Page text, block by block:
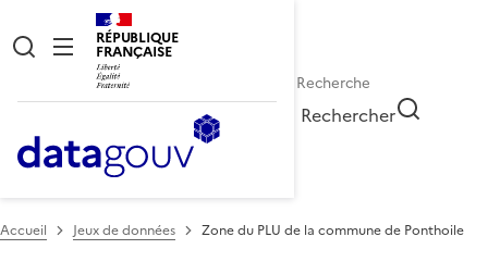
RÉPUBLIQUE
FRANÇAISE
Rechercher
Accueil Jeux de données Zone du PLU de la commune de Ponthoile